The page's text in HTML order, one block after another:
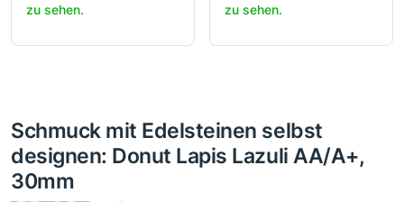
zu sehen.
zu sehen.
Schmuck mit Edelsteinen selbst
designen: Donut Lapis Lazuli AA/A+,
30mm